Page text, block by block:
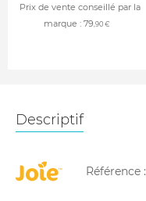
Prix de vente conseillé par la
marque : 79 ,90 €
Descriptif
Référence :